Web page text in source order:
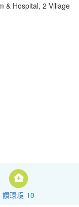
& Hospital, 2 Village
讚環境 10